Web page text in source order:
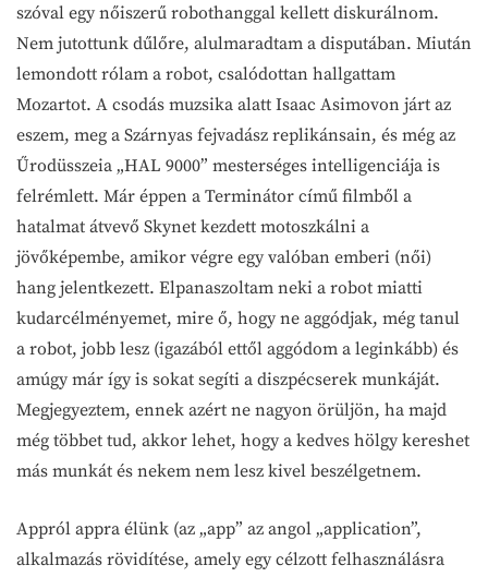
szóval egy nőiszerű robothanggal kellett diskurálnom.
Nem jutottunk dűlőre, alulmaradtam a disputában. Miután
lemondott rólam a robot, csalódottan hallgattam
Mozartot. A csodás muzsika alatt Isaac Asimovon járt az
eszem, meg a Szárnyas fejvadász replikánsain, és még az
Űrodüsszeia „HAL 9000” mesterséges intelligenciája is
felrémlett. Már éppen a Terminátor című filmből a
hatalmat átvevő Skynet kezdett motoszkálni a
jövőképembe, amikor végre egy valóban emberi (női)
hang jelentkezett. Elpanaszoltam neki a robot miatti
kudarcélményemet, mire ő, hogy ne aggódjak, még tanul
a robot, jobb lesz (igazából ettől aggódom a leginkább) és
amúgy már így is sokat segíti a diszpécserek munkáját.
Megjegyeztem, ennek azért ne nagyon örüljön, ha majd
még többet tud, akkor lehet, hogy a kedves hölgy kereshet
más munkát és nekem nem lesz kivel beszélgetnem.
Appról appra élünk (az „app” az angol „application”,
alkalmazás rövidítése, amely egy célzott felhasználásra